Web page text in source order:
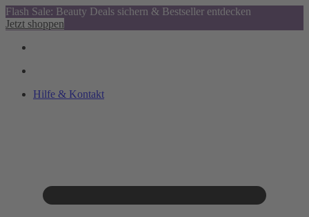
Flash Sale: Beauty Deals sichern & Bestseller entdecken
Jetzt shoppen
Hilfe & Kontakt